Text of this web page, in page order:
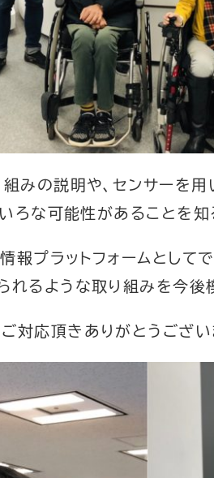
みの説明や、センサーを用
な可能性があることを知
プラットフォームとしてで
れるような取り組みを今後
対応頂きありがとうござい